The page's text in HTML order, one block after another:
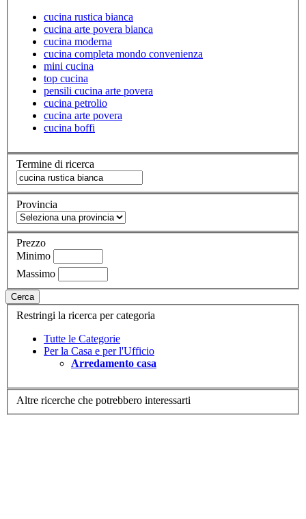
cucina rustica bianca
cucina arte povera bianca
cucina moderna
cucina completa mondo convenienza
mini cucina
top cucina
pensili cucina arte povera
cucina petrolio
cucina arte povera
cucina boffi
Termine di ricerca
Provincia
Prezzo
Minimo
Massimo
Cerca
Restringi la ricerca per categoria
Tutte le Categorie
Per la Casa e per l'Ufficio
Arredamento casa
Altre ricerche che potrebbero interessarti